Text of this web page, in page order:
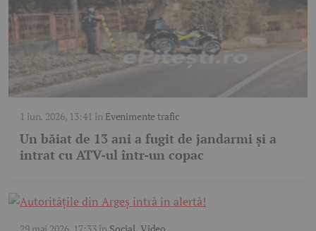
1 iun. 2026, 13:41 în Evenimente trafic
Un băiat de 13 ani a fugit de jandarmi și a
intrat cu ATV-ul într-un copac